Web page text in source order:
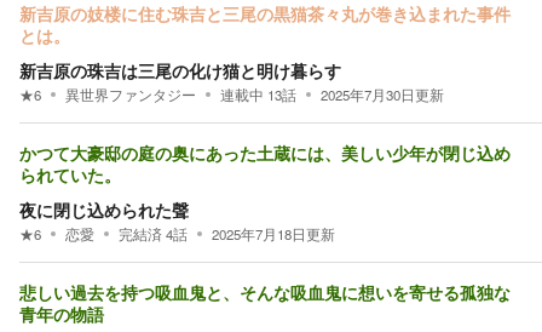
新吉原の妓楼に住む珠吉と三尾の黒猫茶々丸が巻き込まれた事件
とは。
新吉原の珠吉は三尾の化け猫と明け暮らす
★6 異世界ファンタジー 連載中 13話 2025年7月30日更新
かつて大豪邸の庭の奥にあった土蔵には、美しい少年が閉じ込め
られていた。
夜に閉じ込められた聲
★6 恋愛 完結済4話 2025年7月18日更新
悲しい過去を持つ吸血鬼と、そんな吸血鬼に想いを寄せる孤独な
青年の物語